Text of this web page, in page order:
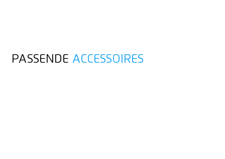
PASSENDE ACCESSOIRES